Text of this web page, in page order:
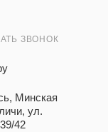
ЗВОНОК
Минская
ул.
42